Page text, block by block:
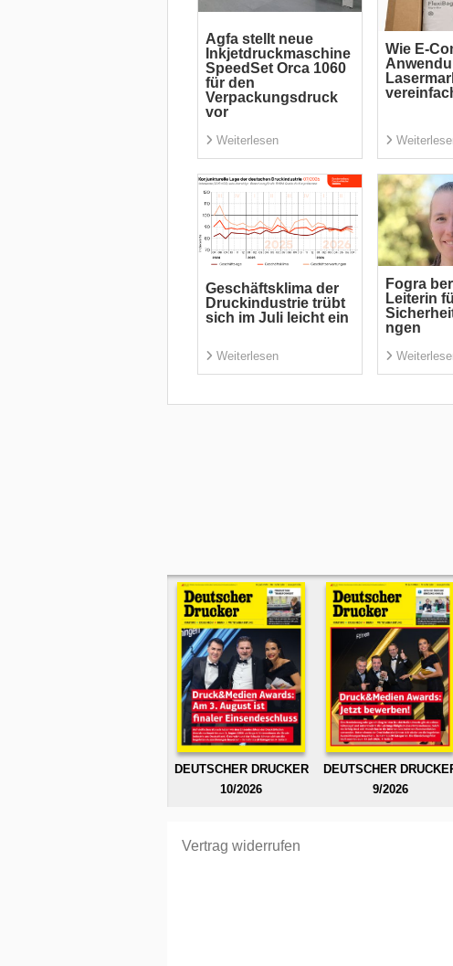
Agfa stellt neue
Inkjetdruckmaschine
SpeedSet Orca 1060
für den
Verpackungsdruck
vor
Weiterlesen
Wie E-
Geschäftsklima der
Druckindustrie trübt
sich im Juli leicht ein
Weiterlesen
Fogra
Leiterin
ngen
DEUTSCHER DRUCKER
10/2026
DEUTSCHER
9/2026
Vertrag widerrufen